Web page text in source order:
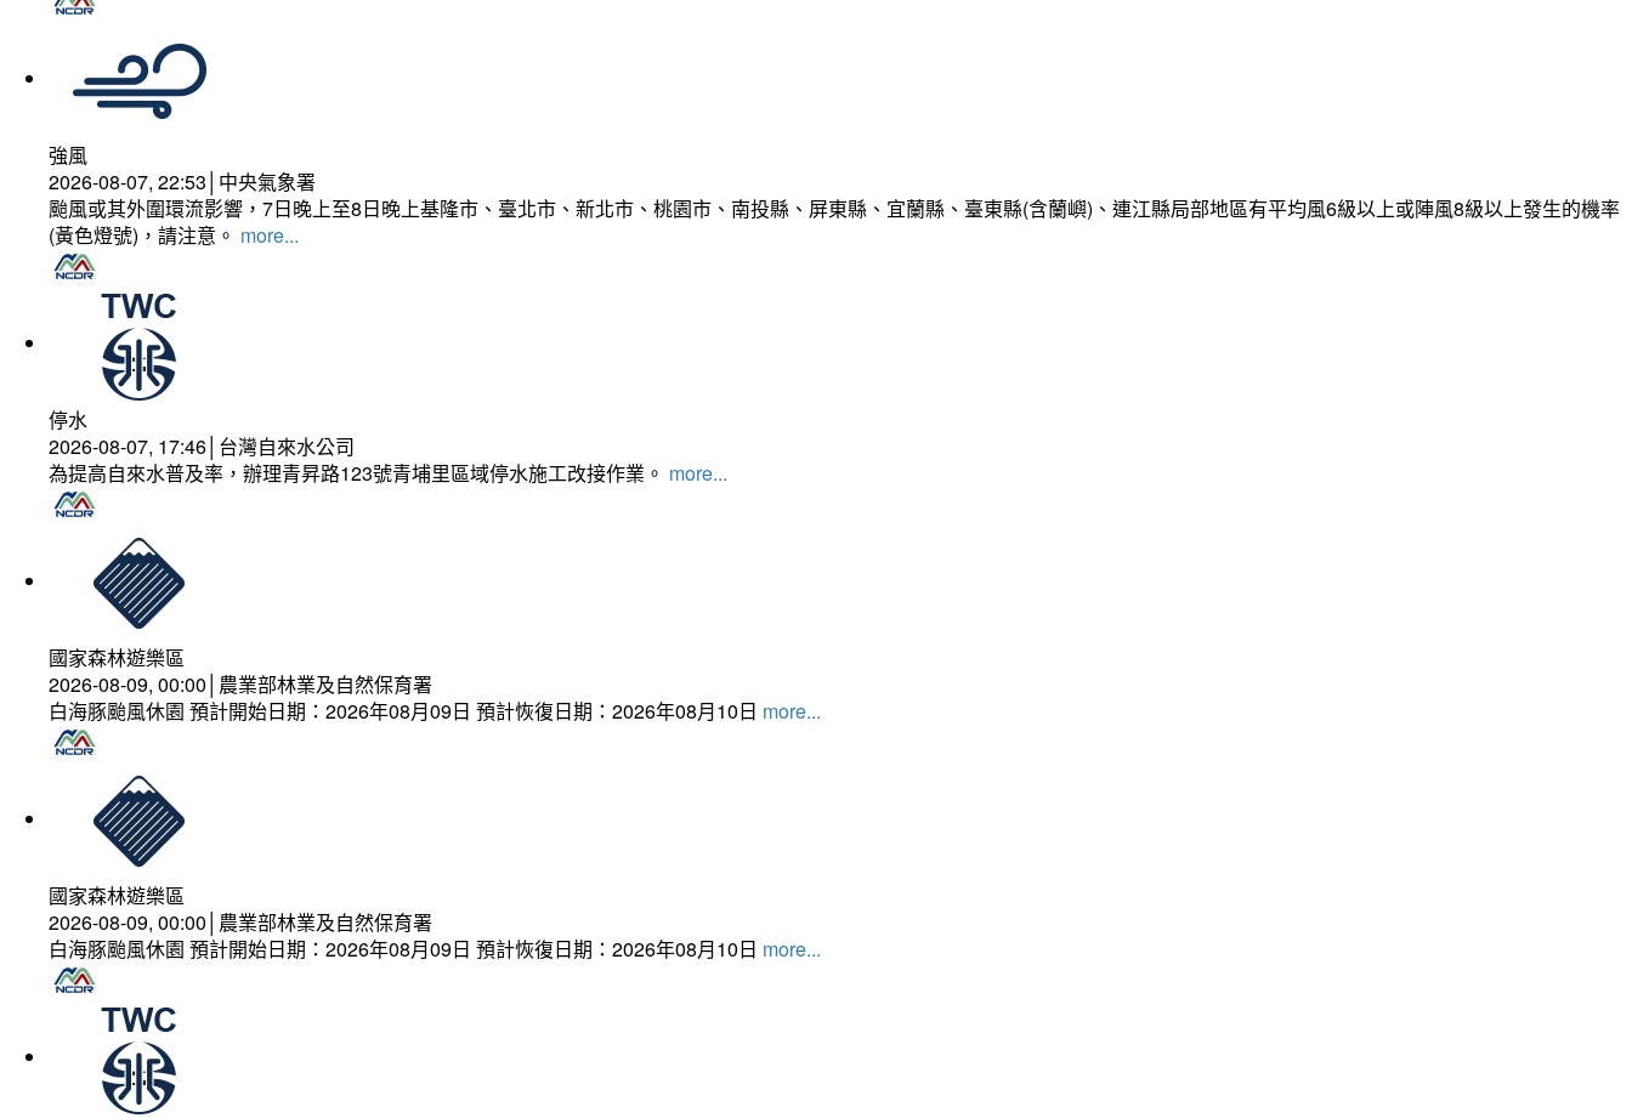
強風
2026-08-07, 22:53│中央氣象署
颱風或其外圍環流影響，7日晚上至8日晚上基隆市、臺北市、新北市、桃園市、南投縣、屏東縣、宜蘭縣、臺東縣(含蘭嶼)、連江縣局部地區有平均風6級以上或陣風8級以上發生的機率
(黃色燈號)，請注意。 more...
停水
2026-08-07, 17:46│台灣自來水公司
為提高自來水普及率，辦理青昇路123號青埔里區域停水施工改接作業。 more...
國家森林遊樂區
2026-08-09, 00:00│農業部林業及自然保育署
白海豚颱風休園 預計開始日期：2026年08月09日 預計恢復日期：2026年08月10日 more...
國家森林遊樂區
2026-08-09, 00:00│農業部林業及自然保育署
白海豚颱風休園 預計開始日期：2026年08月09日 預計恢復日期：2026年08月10日 more...